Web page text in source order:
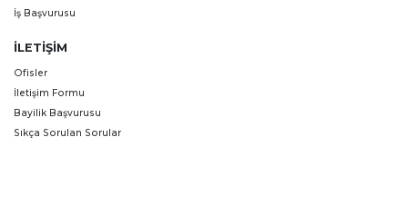
İş Başvurusu
İLETIŞIM
Ofisler
İletişim Formu
Bayilik Başvurusu
Sıkça Sorulan Sorular